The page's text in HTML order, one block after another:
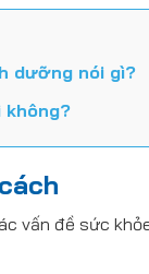
dưỡng nói gì?
vấn đề sức